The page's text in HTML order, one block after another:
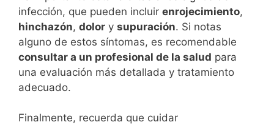
infección, que pueden incluir enrojecimiento,
hinchazón, dolor y supuración. Si notas
alguno de estos síntomas, es recomendable
consultar a un profesional de la salud para
una evaluación más detallada y tratamiento
adecuado.
Finalmente, recuerda que cuidar